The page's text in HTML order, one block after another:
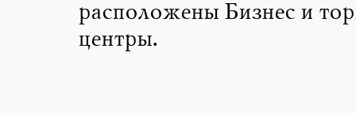
расположены Бизнес и
центры.